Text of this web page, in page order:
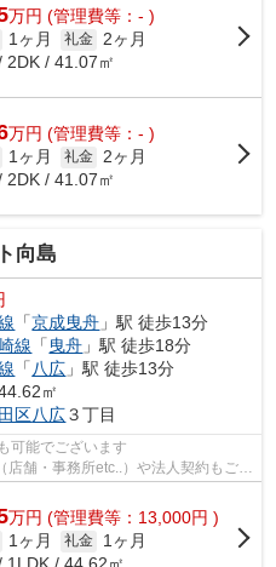
万円 (管理費等：- )
1ヶ月 礼金 2ヶ月
2DK / 41.07㎡
万円 (管理費等：- )
1ヶ月 礼金 2ヶ月
2DK / 41.07㎡
向島
「京成曳舟 」駅 徒歩13分
線 「 曳舟 」駅 徒歩18分
「 八広 」駅 徒歩13分
㎡
区八広３丁目
可能でございます
舗・事務所etc..）や法人契約もご対
一都三県エリ...
万円 (管理費等：13,000円 )
1ヶ月 礼金
1ヶ月